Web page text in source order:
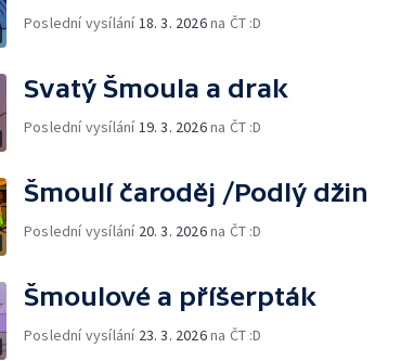
Poslední vysílání 18. 3. 2026na ČT :D
Svatý Šmoula a drak
Poslední vysílání 19. 3. 2026na ČT :D
Šmoulí čaroděj /Podlý džin
Poslední vysílání 20. 3. 2026na ČT :D
Šmoulové a příšerpták
Poslední vysílání 23. 3. 2026na ČT :D